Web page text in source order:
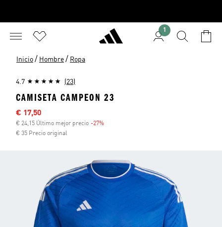
1
Inicio / Hombre / Ropa
4.7 (23)
CAMISETA CAMPEON 23
Precio rebajado
€ 17,50
€ 24,15 Último mejor precio -27%
€ 35 Precio original